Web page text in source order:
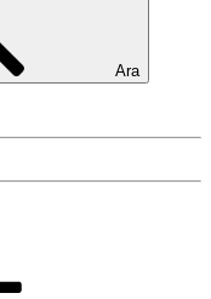
Ara